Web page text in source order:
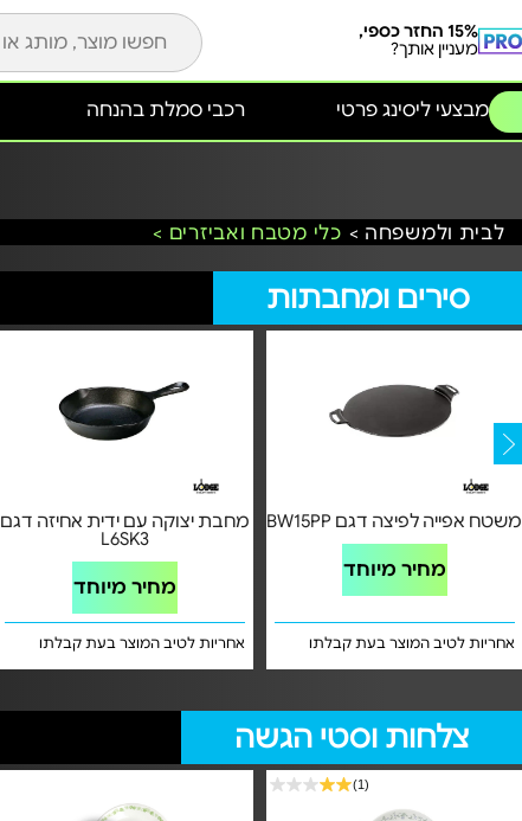
15% החזר כספי,
מעניין אותך?
מבצעי ליסינג פרטי רכבי סמלת בהנחה
לבית ולמשפחה > כלי מטבח ואביזרים >
סירים ומחבתות
מחבת יצוקה עם ידית אחיזה דגם
L6SK3
מחיר מיוחד
אחריות לטיב המוצר בעת קבלתו
משטח אפייה לפיצה דגם BW15PP
מחיר מיוחד
אחריות לטיב המוצר בעת קבלתו
צלחות וסטי הגשה
(1)